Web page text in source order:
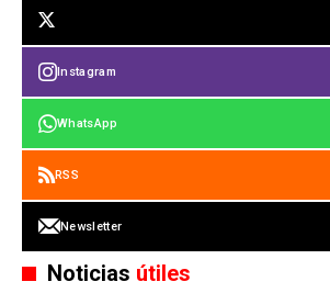
Instagram
WhatsApp
RSS
Newsletter
Noticias útiles